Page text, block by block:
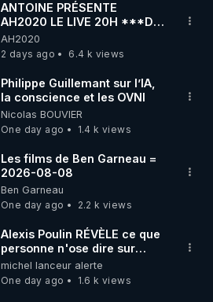
ANTOINE PRÉSENTE
AH2020 LE LIVE 20H ***DU
06/08/2026***
AH2020
2 days ago
6.4 k views
Philippe Guillemant sur l’IA,
la conscience et les OVNI
Nicolas BOUVIER
One day ago
1.4 k views
Les films de Ben Garneau =
2026-08-08
Ben Garneau
One day ago
2.2 k views
Alexis Poulin RÉVÈLE ce que
personne n'ose dire sur
l'Union européenne (C'est
explosif)
michel lanceur alerte
One day ago
1.6 k views